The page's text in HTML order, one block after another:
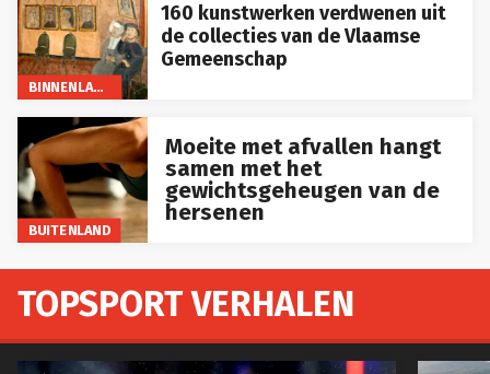
BINNENLAND
160 kunstwerken verdwenen uit
de collecties van de Vlaamse
Gemeenschap
BUITENLAND
Moeite met afvallen hangt
samen met het
gewichtsgeheugen van de
hersenen
TOPSPORT VERHALEN